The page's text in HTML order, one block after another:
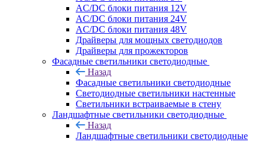
AC/DC блоки питания 12V
AC/DC блоки питания 24V
AC/DC блоки питания 48V
Драйверы для мощных светодиодов
Драйверы для прожекторов
Фасадные светильники светодиодные
Назад
Фасадные светильники светодиодные
Светодиодные светильники настенные
Светильники встраиваемые в стену
Ландшафтные светильники светодиодные
Назад
Ландшафтные светильники светодиодные